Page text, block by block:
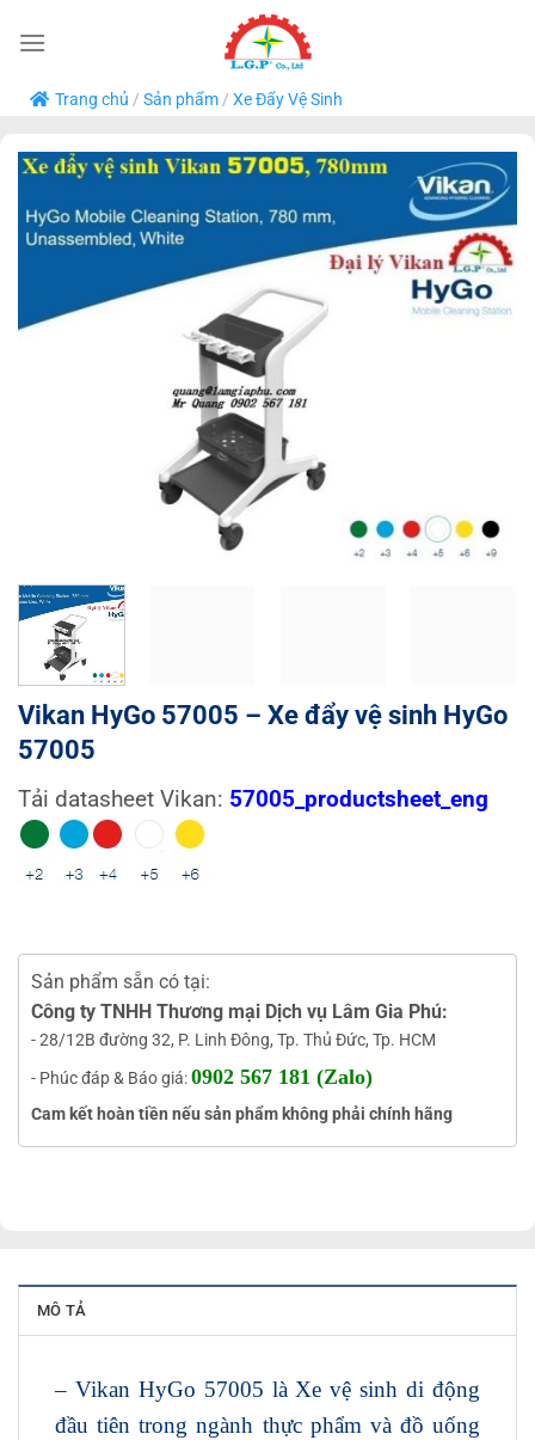
qua
dung
Trang chủ / Sản phẩm/ Xe Đẩy Vệ Sinh
Vikan HyGo 57005 – Xe đẩy vệ sinh HyGo
57005
Tải datasheet Vikan: 57005_productsheet_eng
Sản phẩm sẵn có tại:
Công ty TNHH Thương mại Dịch vụ Lâm Gia Phú:
- 28/12B đường 32, P. Linh Đông, Tp. Thủ Đức, Tp. HCM
- Phúc đáp & Báo giá:0902 567 181 (Zalo)
Cam kết hoàn tiền nếu sản phẩm không phải chính hãng
MÔ TẢ
– Vikan HyGo 57005 là Xe vệ sinh di động
đầu tiên trong ngành thực phẩm và đồ uống